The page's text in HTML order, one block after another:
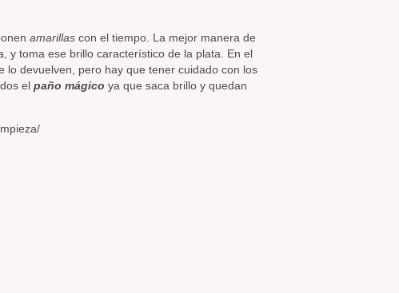
amarillas con el tiempo. La mejor manera de
y toma ese brillo característico de la plata. En el
devuelven, pero hay que tener cuidado con los
el paño mágico ya que saca brillo y quedan